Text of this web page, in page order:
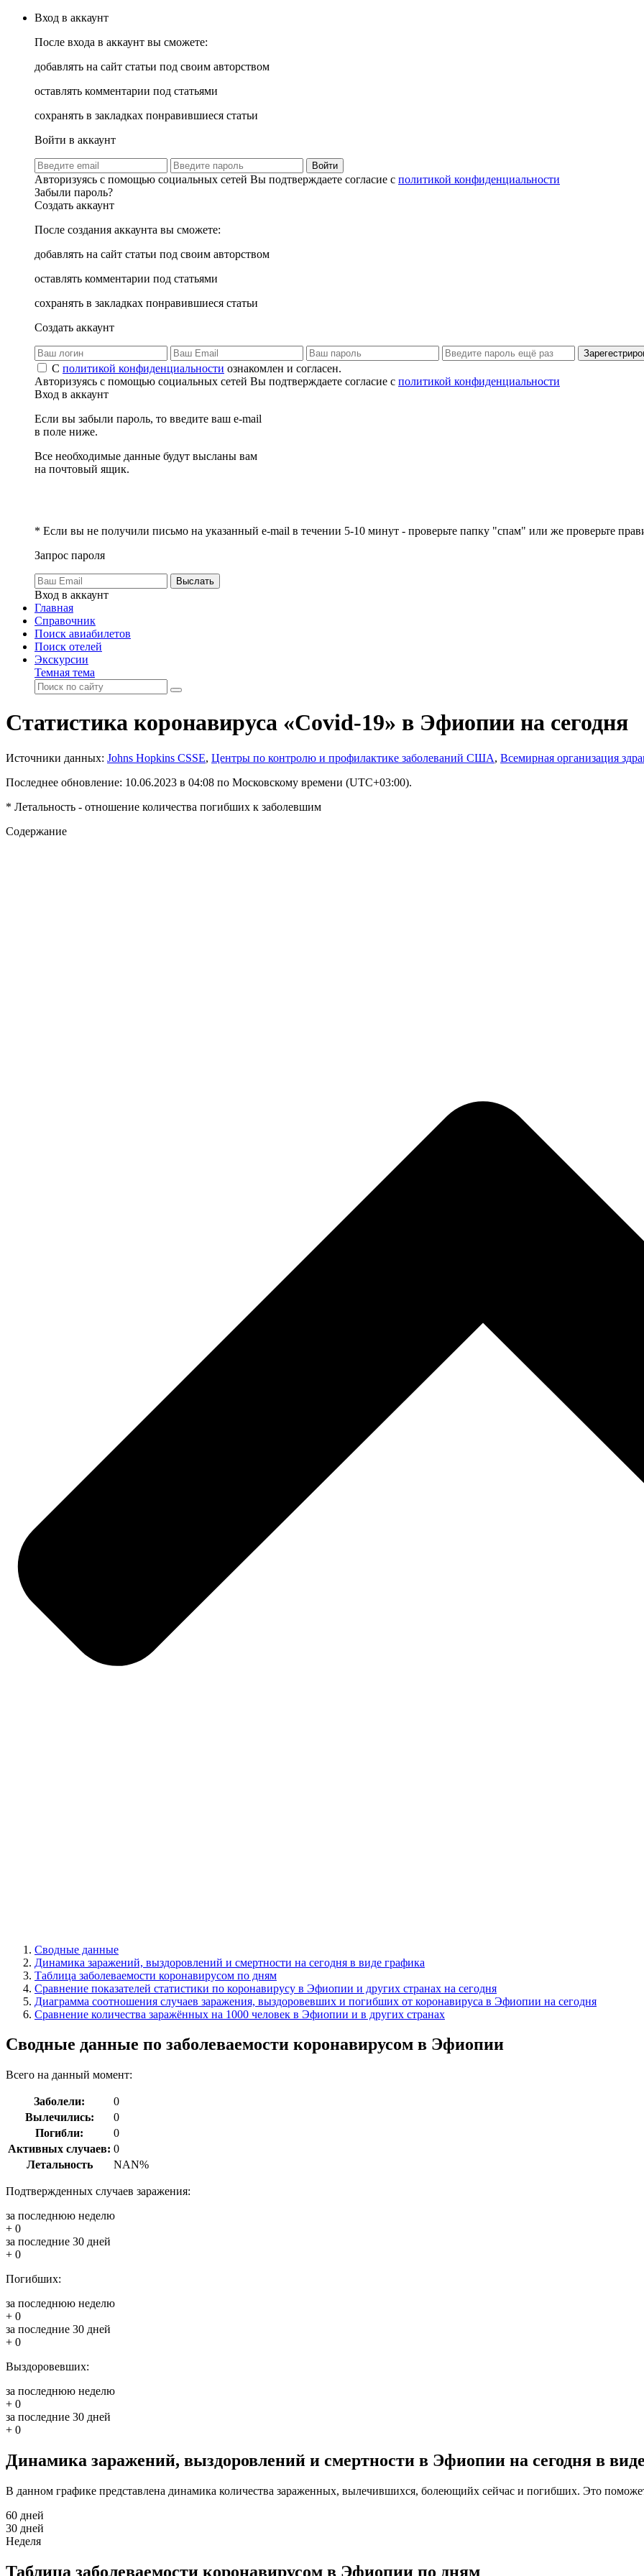
Вход в аккаунт
После входа в аккаунт вы сможете:
добавлять на сайт статьи под своим авторством
оставлять комментарии под статьями
сохранять в закладках понравившиеся статьи
Войти в аккаунт
Войти
Авторизуясь с помощью социальных сетей Вы подтверждаете согласие с политикой конфиденциальности
Забыли пароль?
Создать аккаунт
После создания аккаунта вы сможете:
добавлять на сайт статьи под своим авторством
оставлять комментарии под статьями
сохранять в закладках понравившиеся статьи
Создать аккаунт
С политикой конфиденциальности ознакомлен и согласен.
Авторизуясь с помощью социальных сетей Вы подтверждаете согласие с политикой конфиденциальности
Вход в аккаунт
Если вы забыли пароль, то введите ваш e-mail
в поле ниже.
Все необходимые данные будут высланы вам
на почтовый ящик.
* Если вы не получили письмо на указанный e-mail в течении 5-10 минут - проверьте папку "спам" или же проверьте
Запрос пароля
Выслать
Вход в аккаунт
Главная
Справочник
Поиск авиабилетов
Поиск отелей
Экскурсии
Темная тема
Статистика коронавируса «Covid-19» в Эфиопии на сегодня
Источники данных: Johns Hopkins CSSE, Центры по контролю и профилактике заболеваний США, Всемирная организация
Последнее обновление: 10.06.2023 в 04:08 по Московскому времени (UTC+03:00).
* Летальность - отношение количества погибших к заболевшим
Содержание
Сводные данные
Динамика заражений, выздоровлений и смертности на сегодня в виде графика
Таблица заболеваемости коронавирусом по дням
Сравнение показателей статистики по коронавирусу в Эфиопии и других странах на сегодня
Диаграмма соотношения случаев заражения, выздоровевших и погибших от коронавируса в Эфиопии на сегодня
Сравнение количества заражённых на 1000 человек в Эфиопии и в других странах
Сводные данные по заболеваемости коронавирусом в Эфиопии
Всего на данный момент:
Заболели:
0
Вылечились:
0
Погибли:
0
Активных случаев: 0
Летальность
NAN%
Подтвержденных случаев заражения:
за последнюю неделю
+ 0
за последние 30 дней
+ 0
Погибших:
за последнюю неделю
+ 0
за последние 30 дней
+ 0
Выздоровевших:
за последнюю неделю
+ 0
за последние 30 дней
+ 0
Динамика заражений, выздоровлений и смертности в Эфиопии на сегодня в
В данном графике представлена динамика количества зараженных, вылечившихся, болеющийх сейчас и погибших. Это
60 дней
30 дней
Неделя
Таблица заболеваемости коронавирусом в Эфиопии по дням